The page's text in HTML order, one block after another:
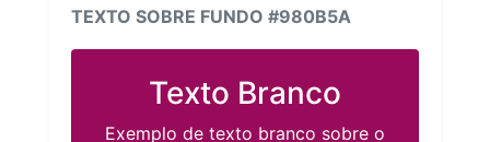
TEXTO SOBRE FUNDO #980B5A
Texto Branco
Exemplo de texto branco sobre o